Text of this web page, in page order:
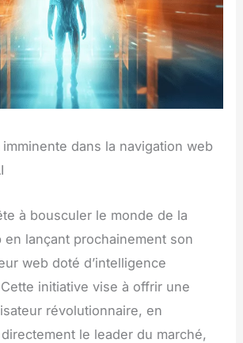
dans la navigation web
à bousculer le monde de la
en lançant prochainement son
web doté d’intelligence
initiative vise à offrir une
révolutionnaire, en
le leader du marché,